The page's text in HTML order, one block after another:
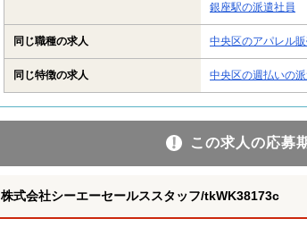
銀座駅の派遣社員
同じ職種の求人 中央区のアパレル
同じ特徴の求人 中央区の週払いの
この求人の応募
株式会社シーエーセールススタッフ/tkWK38173c